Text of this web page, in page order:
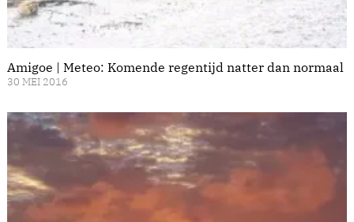
Amigoe | Meteo: Komende regentijd natter dan normaal
30 MEI 2016